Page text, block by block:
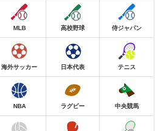
MLB 高校野球 侍ジャパン
海外サッカー 日本代表 テニス
NBA ラグビー 中央競馬